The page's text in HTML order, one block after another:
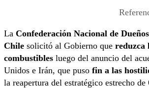
La Confederación Nacional de
Chile solicitó al Gobierno que reduzca
combustibles luego del anuncio del
Unidos e Irán, que puso fin a las
la reapertura del estratégico estrecho de